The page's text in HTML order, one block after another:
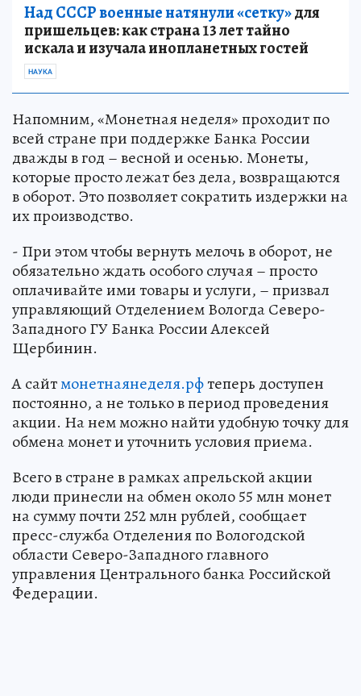
Над СССР военные натянули «сетку»для
пришельцев: как страна 13 лет тайно
искала и изучала инопланетных гостей
НАУКА
Напомним, «Монетная неделя» проходит по
всей стране при поддержке Банка России
дважды в год – весной и осенью. Монеты,
которые просто лежат без дела, возвращаются
в оборот. Это позволяет сократить издержки на
их производство.
- При этом чтобы вернуть мелочь в оборот, не
обязательно ждать особого случая – просто
оплачивайте ими товары и услуги, – призвал
управляющий Отделением Вологда Северо-
Западного ГУ Банка России Алексей
Щербинин.
А сайтмонетнаянеделя.рфтеперь доступен
постоянно, а не только в период проведения
акции. На нем можно найти удобную точку для
обмена монет и уточнить условия приема.
Всего в стране в рамках апрельской акции
люди принесли на обмен около 55 млн монет
на сумму почти 252 млн рублей, сообщает
пресс-служба Отделения по Вологодской
области Северо-Западного главного
управления Центрального банка Российской
Федерации.